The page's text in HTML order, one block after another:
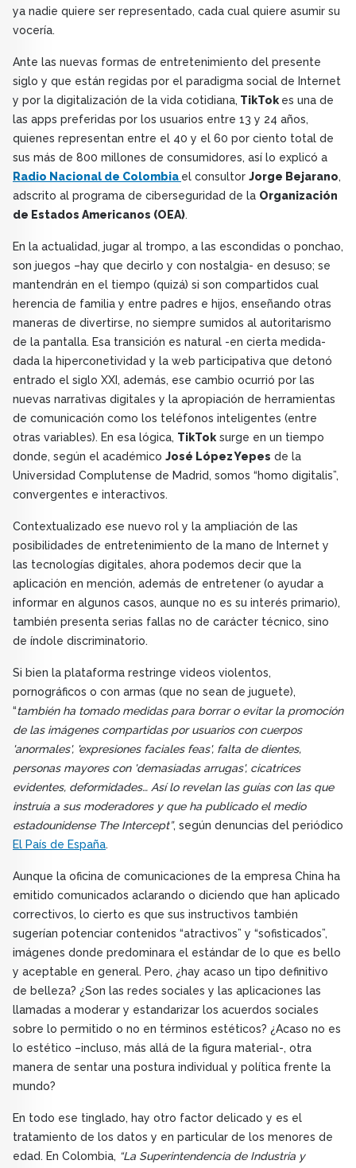
ya nadie quiere ser representado, cada cual quiere asumir su
vocería.
Ante las nuevas formas de entretenimiento del presente
siglo y que están regidas por el paradigma social de Internet
y por la digitalización de la vida cotidiana, TikTokes una de
las apps preferidas por los usuarios entre 13 y 24 años,
quienes representan entre el 40 y el 60 por ciento total de
sus más de 800 millones de consumidores, así lo explicó a
Radio Nacional de Colombia el consultor Jorge Bejarano,
adscrito al programa de ciberseguridad de la Organización
de Estados Americanos (OEA).
En la actualidad, jugar al trompo, a las escondidas o ponchao,
son juegos –hay que decirlo y con nostalgia- en desuso; se
mantendrán en el tiempo (quizá) si son compartidos cual
herencia de familia y entre padres e hijos, enseñando otras
maneras de divertirse, no siempre sumidos al autoritarismo
de la pantalla. Esa transición es natural -en cierta medida-
dada la hiperconetividad y la web participativa que detonó
entrado el siglo XXI, además, ese cambio ocurrió por las
nuevas narrativas digitales y la apropiación de herramientas
de comunicación como los teléfonos inteligentes (entre
otras variables). En esa lógica, TikToksurge en un tiempo
donde, según el académico José López Yepes de la
Universidad Complutense de Madrid, somos “homo digitalis”,
convergentes e interactivos.
Contextualizado ese nuevo rol y la ampliación de las
posibilidades de entretenimiento de la mano de Internet y
las tecnologías digitales, ahora podemos decir que la
aplicación en mención, además de entretener (o ayudar a
informar en algunos casos, aunque no es su interés primario),
también presenta serias fallas no de carácter técnico, sino
de índole discriminatorio.
Si bien la plataforma restringe videos violentos,
pornográficos o con armas (que no sean de juguete),
“también ha tomado medidas para borrar o evitar la promoción
de las imágenes compartidas por usuarios con cuerpos
'anormales', 'expresiones faciales feas', falta de dientes,
personas mayores con 'demasiadas arrugas', cicatrices
evidentes, deformidades… Así lo revelan las guías con las que
instruía a sus moderadores y que ha publicado el medio
estadounidense The Intercept”, según denuncias del periódico
El País de España.
Aunque la oficina de comunicaciones de la empresa China ha
emitido comunicados aclarando o diciendo que han aplicado
correctivos, lo cierto es que sus instructivos también
sugerían potenciar contenidos “atractivos” y “sofisticados”,
imágenes donde predominara el estándar de lo que es bello
y aceptable en general. Pero, ¿hay acaso un tipo definitivo
de belleza? ¿Son las redes sociales y las aplicaciones las
llamadas a moderar y estandarizar los acuerdos sociales
sobre lo permitido o no en términos estéticos? ¿Acaso no es
lo estético –incluso, más allá de la figura material-, otra
manera de sentar una postura individual y política frente la
mundo?
En todo ese tinglado, hay otro factor delicado y es el
tratamiento de los datos y en particular de los menores de
edad. En Colombia, “La Superintendencia de Industria y